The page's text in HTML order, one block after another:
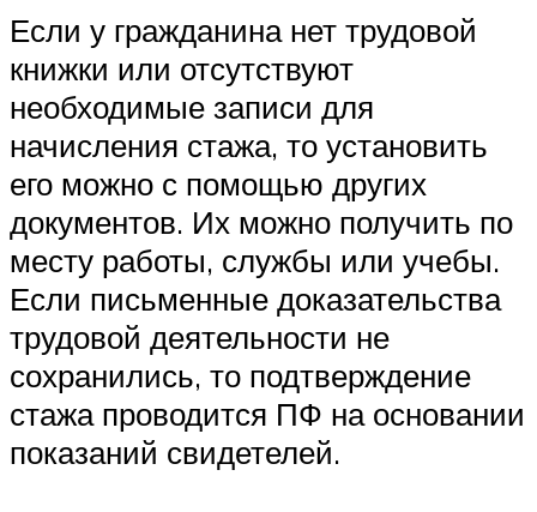
Если у гражданина нет трудовой
книжки или отсутствуют
необходимые записи для
начисления стажа, то установить
его можно с помощью других
документов. Их можно получить по
месту работы, службы или учебы.
Если письменные доказательства
трудовой деятельности не
сохранились, то подтверждение
стажа проводится ПФ на основании
показаний свидетелей.